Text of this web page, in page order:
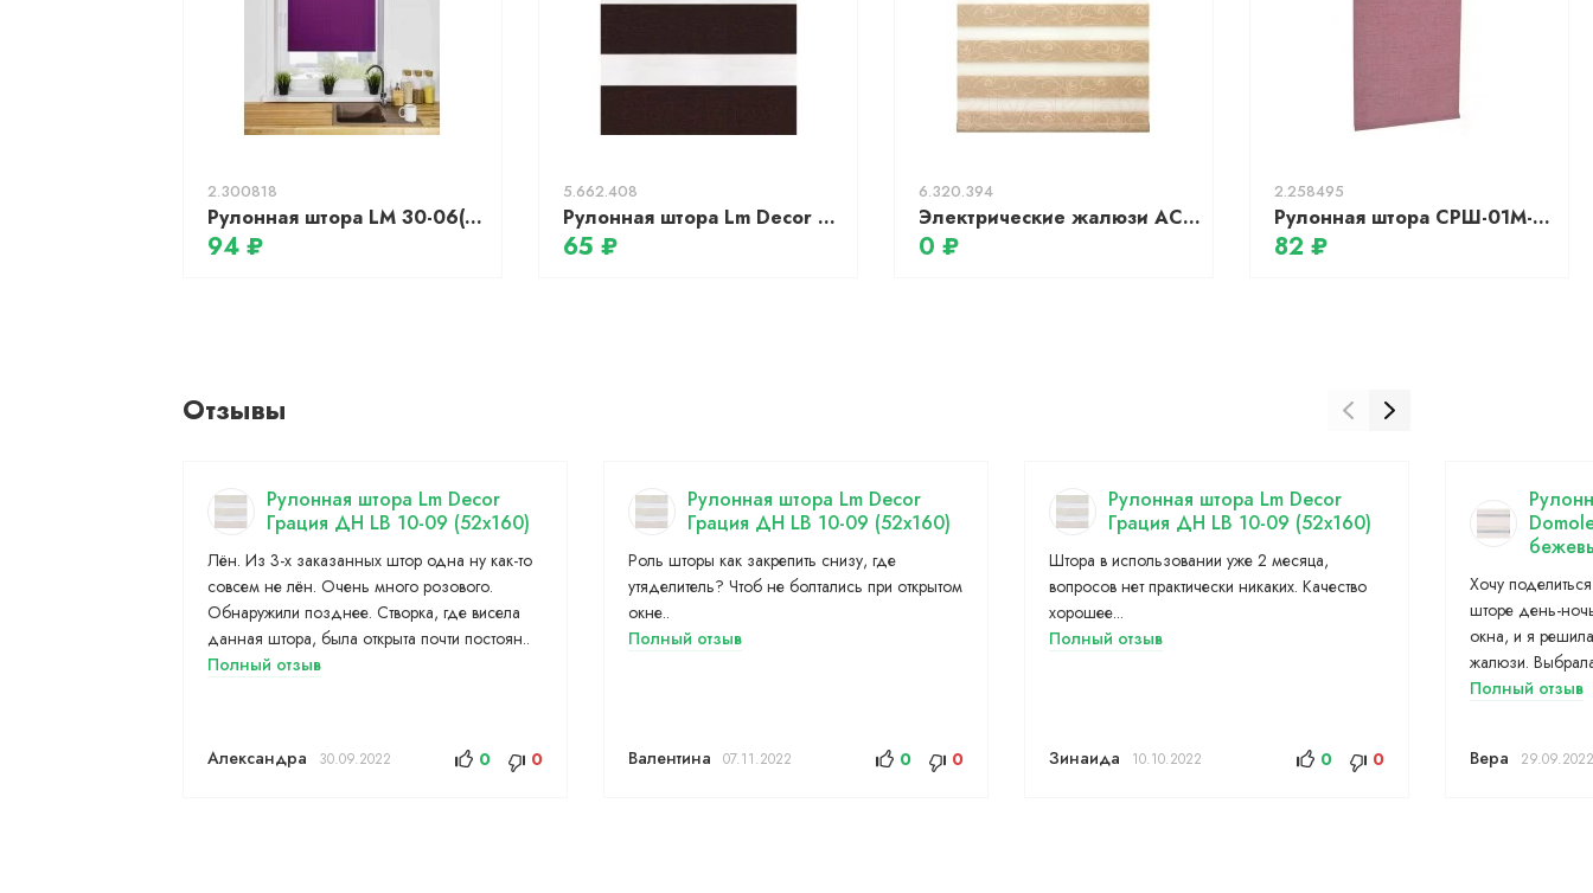
2.300818
Рулонная штора LM 30-06(G), 180х185см (фиолетовый)
94 ₽
5.662.408
Рулонная штора Lm Decor Сити ДН LB 60-05 (67x160)
65 ₽
6.320.394
Электрические жалюзи АС МАРТ Бутон 110x160 (бежевый)
0 ₽
2.258495
Рулонная штора СРШ-01М-70308 77(73)/170 Эстера термо В/О роз.
82 ₽
Отзывы
Рулонная штора Lm Decor
Грация ДН LB 10-09 (52x160)
Лён. Из 3-х заказанных штор одна ну как-то
совсем не лён. Очень много розового.
Обнаружили позднее. Створка, где висела
данная штора, была открыта почти постоян..
Полный отзыв
Александра 30.09.2022 0 0
Рулонная штора Lm Decor
Грация ДН LB 10-09 (52x160)
Роль шторы как закрепить снизу, где
утяделитель? Чтоб не болтались при открытом
окне..
Полный отзыв
Валентина 07.11.2022 0 0
Рулонная штора Lm Decor
Грация ДН LB 10-09 (52x160)
Штора в использовании уже 2 месяца,
вопросов нет практически никаких. Качество
хорошее...
Полный отзыв
Зинаида 10.10.2022 0 0
Хочу
шторе день-
окна, и я
жалюзи.
Полный отзыв
Вера